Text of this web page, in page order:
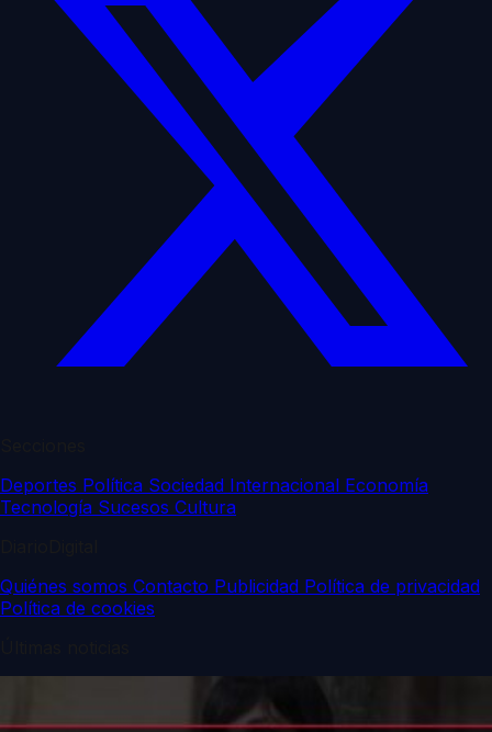
Deportes Política Sociedad Internacional Economía
Tecnología Sucesos Cultura
Quiénes somos Contacto Publicidad Política de privacidad
Política de cookies